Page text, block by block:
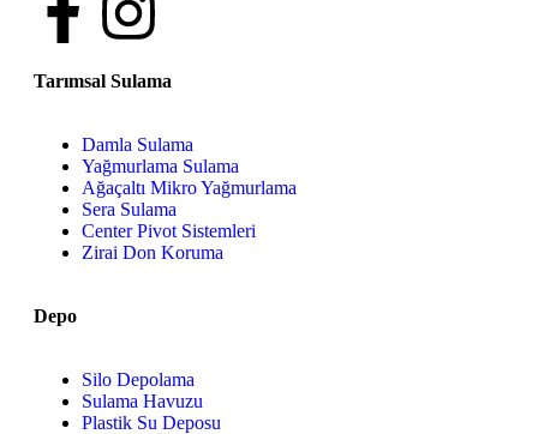
Tarımsal Sulama
Damla Sulama
Yağmurlama Sulama
Ağaçaltı Mikro Yağmurlama
Sera Sulama
Center Pivot Sistemleri
Zirai Don Koruma
Depo
Silo Depolama
Sulama Havuzu
Plastik Su Deposu